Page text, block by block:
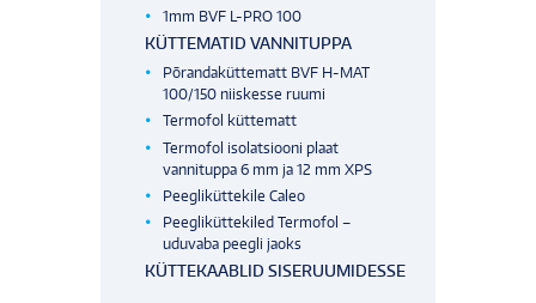
1mm BVF L-PRO 100
KÜTTEMATID VANNITUPPA
Põrandaküttematt BVF H-MAT
100/150 niiskesse ruumi
Termofol küttematt
Termofol isolatsiooni plaat
vannituppa 6 mm ja 12 mm XPS
Peegliküttekile Caleo
Peegliküttekiled Termofol –
uduvaba peegli jaoks
KÜTTEKAABLID SISERUUMIDESSE